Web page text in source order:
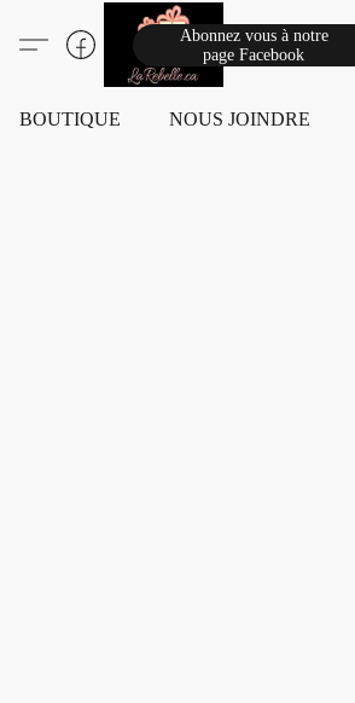
Abonnez vous à notre
page Facebook
BOUTIQUE NOUS JOINDRE